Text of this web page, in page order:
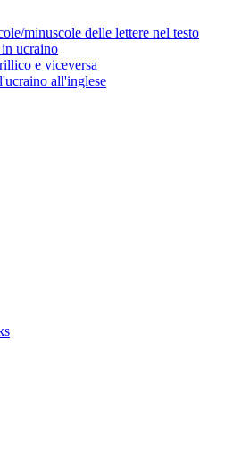
minuscole delle lettere nel testo
ucraino
e viceversa
all'inglese